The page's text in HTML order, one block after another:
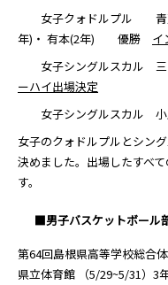
女子クォドルプル 青戸
年)・ 有本(2年) 優勝 イ
女子シングルス
ーハイ出場決定
女子シングルス
女子のクォドルプルとシン
決めました。出場したすべ
す。
■男子バスケットボール
第64回島根県高等学校総合
県立体育館 （5/29~5/31）3